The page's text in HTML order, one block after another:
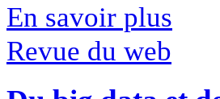
En savoir plus
Revue du web